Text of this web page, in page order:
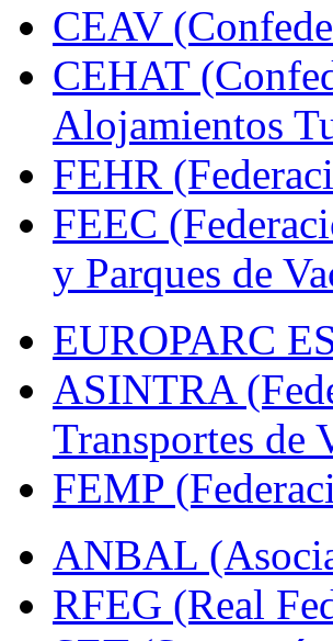
CEAV
CEHAT
Alojamientos
FEHR
FEEC
y Parques de
EUROPARC
ASINTRA
Transportes de
FEMP
ANBAL
RFEG (Real